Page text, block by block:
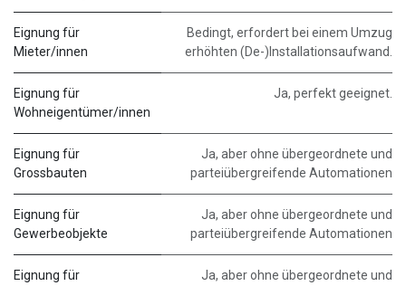
Eignung für
Mieter/innen
Bedingt, erfordert bei einem Umzug
erhöhten (De-)Installationsaufwand.
Eignung für
Wohneigentümer/innen
Ja, perfekt geeignet.
Eignung für
Grossbauten
Ja, aber ohne übergeordnete und
parteiübergreifende Automationen
Eignung für
Gewerbeobjekte
Ja, aber ohne übergeordnete und
parteiübergreifende Automationen
Eignung für
Ja, aber ohne übergeordnete und